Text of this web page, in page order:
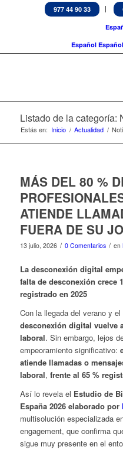
977 44 90 33
Español Español
Listado de la categoría:
Estás en: Inicio / Actualidad /
MÁS DEL 80 %
ATIENDE
FUERA DE SU
13 julio, 2026 / 0 Comentarios / en
La desconexión digital
falta de desconexión crece
registrado en 2025
Con la llegada del verano y
desconexión digital vuelve
laboral. Sin embargo, lejos
empeoramiento significativo:
atiende llamadas o
laboral, frente al 65 %
Así lo revela el Estudio de
España 2026 elaborado por
multisolución especializada
engagement, que confirma
sigue muy presente en el